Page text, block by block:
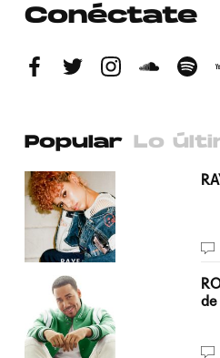
Conéctate
Popular Lo